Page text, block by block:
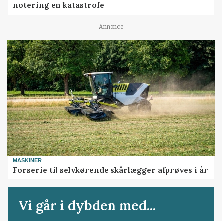
notering en katastrofe
Annonce
MASKINER
Forserie til selvkørende skårlægger afprøves i år
Vi går i dybden med...